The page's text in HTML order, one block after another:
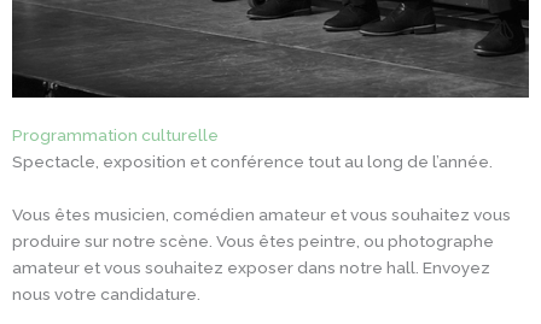
Programmation culturelle
Spectacle, exposition et conférence tout au long de l’année.
Vous êtes musicien, comédien amateur et vous souhaitez vous
produire sur notre scène. Vous êtes peintre, ou photographe
amateur et vous souhaitez exposer dans notre hall. Envoyez
nous votre candidature.